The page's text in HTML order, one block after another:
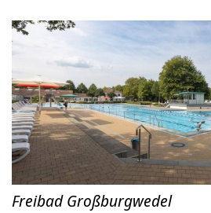
Freibad Großburgwedel